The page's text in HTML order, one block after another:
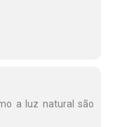
a luz natural são